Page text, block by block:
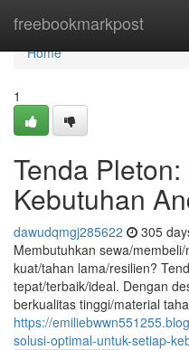
freebookmarkpost
Home
Home
1
Tenda
Kebutuhan
dawudqmgj285622 305
Membutuhkan sewa/
kuat/tahan lama/resilien?
tepat/terbaik/ideal. Dengan
berkualitas tinggi/material
https://
solusi-optimal-untuk-setiap-